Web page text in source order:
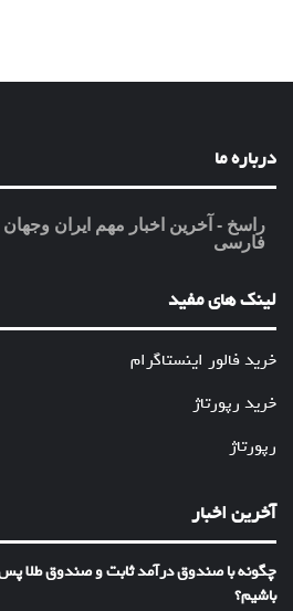
درباره ما
راسخ - آخرین اخبار مهم ایران
فارسی
لینک های مفید
خرید فالور اینستاگرام
خرید رپورتاژ
رپورتاژ
آخرین اخبار
چگونه با صندوق درآمد ثابت و صندوق طلا
باشیم؟